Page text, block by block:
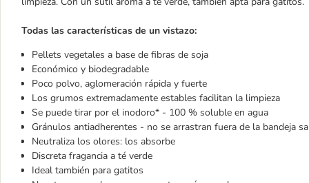
Todas las características de un vistazo:
Pellets vegetales a base de fibras de soja
Económico y biodegradable
Poco polvo, aglomeración rápida y fuerte
Los grumos extremadamente estables facilitan la limpieza
Se puede tirar por el inodoro* - 100 % soluble en agua
Gránulos antiadherentes - no se arrastran fuera de la bandeja
Neutraliza los olores: los absorbe
Discreta fragancia a té verde
Ideal también para gatitos